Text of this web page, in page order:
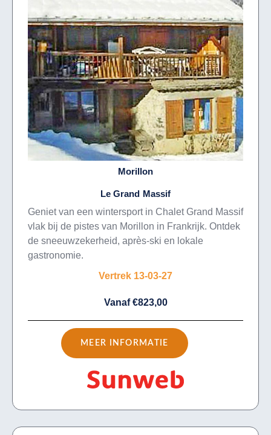
Morillon
Le Grand Massif
Geniet van een wintersport in Chalet Grand Massif
vlak bij de pistes van Morillon in Frankrijk. Ontdek
de sneeuwzekerheid, après-ski en lokale
gastronomie.
Vertrek 13-03-27
Vanaf €823,00
MEER INFORMATIE